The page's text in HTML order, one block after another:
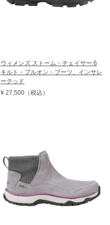
ウィメンズ ストーム・チェイサー 6
キルト・プルオン・ブーツ、インサレ
ーテッド
¥ 27,500（税込）